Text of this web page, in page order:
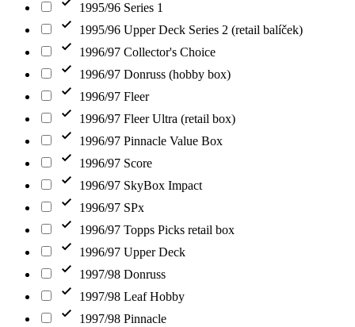
1995/96 Series 1
1995/96 Upper Deck Series 2 (retail balíček)
1996/97 Collector's Choice
1996/97 Donruss (hobby box)
1996/97 Fleer
1996/97 Fleer Ultra (retail box)
1996/97 Pinnacle Value Box
1996/97 Score
1996/97 SkyBox Impact
1996/97 SPx
1996/97 Topps Picks retail box
1996/97 Upper Deck
1997/98 Donruss
1997/98 Leaf Hobby
1997/98 Pinnacle